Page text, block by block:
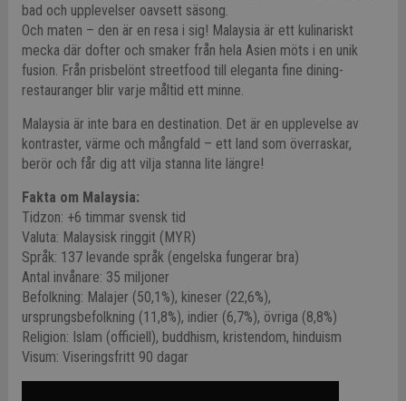
bad och upplevelser oavsett säsong.
Och maten – den är en resa i sig! Malaysia är ett kulinariskt
mecka där dofter och smaker från hela Asien möts i en unik
fusion. Från prisbelönt streetfood till eleganta fine dining-
restauranger blir varje måltid ett minne.
Malaysia är inte bara en destination. Det är en upplevelse av
kontraster, värme och mångfald – ett land som överraskar,
berör och får dig att vilja stanna lite längre!
Fakta om Malaysia:
Tidzon: +6 timmar svensk tid
Valuta: Malaysisk ringgit (MYR)
Språk: 137 levande språk (engelska fungerar bra)
Antal invånare: 35 miljoner
Befolkning: Malajer (50,1%), kineser (22,6%),
ursprungsbefolkning (11,8%), indier (6,7%), övriga (8,8%)
Religion: Islam (officiell), buddhism, kristendom, hinduism
Visum: Viseringsfritt 90 dagar